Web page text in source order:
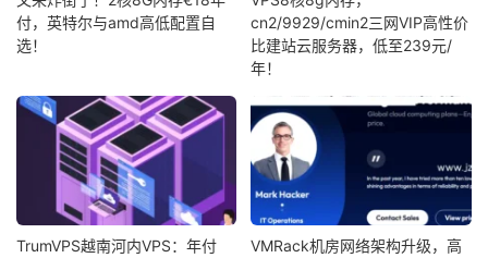
付，英特尔与amd高低配置自
选！
cn2/9929/cmin2三网VIP高性价
比建站云服务器，低至239元/
年！
TrumVPS越南河内VPS：年付
VMRack机房网络架构升级，高